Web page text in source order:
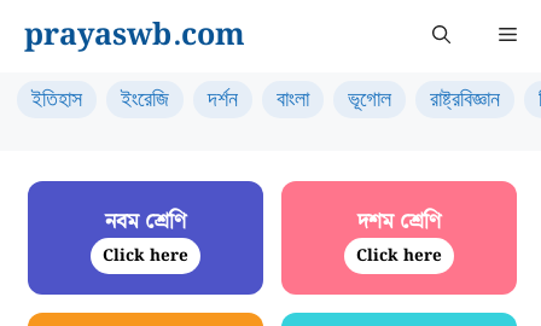
content
prayaswb.com
ইতিহাস ইংরেজি দর্শন বাংলা ভূগোল রাষ্ট্রবিজ্ঞান
নবম শ্রেণি
Click here
দশম শ্রেণি
Click here